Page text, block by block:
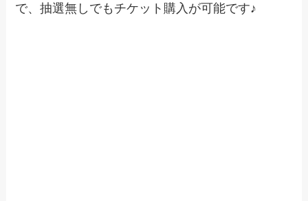
で、抽選無しでもチケット購入が可能です♪